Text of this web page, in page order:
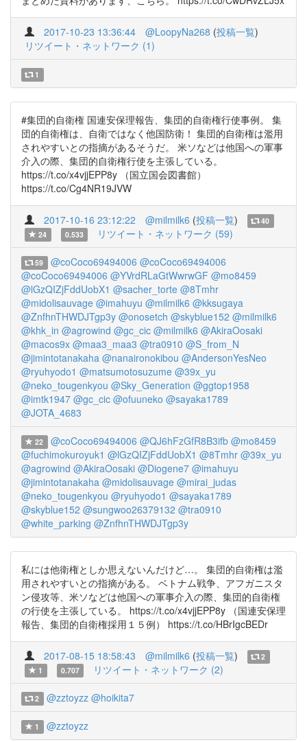
2017-10-23 13:36:44 @LoopyNa268 (投稿一覧)
リツイート・ネットワーク (1)
1
#集団的自衛権 国連安保理報告、集団的自衛権行使事例。 集
団的自衛権は、自衛ではなく他国防衛！ 集団的自衛権は濫用
されやすいとの指摘があるそうだ。 米ソなどは他国への軍事
介入の際、集団的自衛権行使を主張している。
https://t.co/x4vjjEPP8y （国立国会図書館）
https://t.co/Cg4NR19JVW
2017-10-16 23:12:22 @milmilk6 (投稿一覧)
40
24
0.533 リツイート・ネットワーク (59)
59 @coCoco69494006 @coCoco69494006
@coCoco69494006 @YVrdRLaGtWwrwGF @mo8459
@lGzQIZjFddUobX1 @sacher_torte @8Tmhr
@midolisauvage @imahuyu @milmilk6 @kksugaya
@ZnfhnTHWDJTgp3y @onosetch @skyblue152 @milmilk6
@khk_in @agrowind @gc_cic @milmilk6 @AkiraOosaki
@macos9x @maa3_maa3 @tra0910 @S_from_N
@jimintotanakaha @nanaironokibou @AndersonYesNeo
@ryuhyodo1 @matsumotosuzume @39x_yu
@neko_tougenkyou @Sky_Generation @ggtop1958
@imtk1947 @gc_cic @ofuuneko @sayaka1789
@JOTA_4683
22 @coCoco69494006 @QJ6hFzGfR8B3ifb @mo8459
@fuchimokuroyuk1 @lGzQIZjFddUobX1 @8Tmhr @39x_yu
@agrowind @AkiraOosaki @Diogene7 @imahuyu
@jimintotanakaha @midolisauvage @mirai_judas
@neko_tougenkyou @ryuhyodo1 @sayaka1789
@skyblue152 @sungwoo26379132 @tra0910
@white_parking @ZnfhnTHWDJTgp3y
私には他衛権としか思えないんだけど…。 集団的自衛権は濫
用されやすいとの指摘がある。 ベトナム戦争、アフガニスタ
ン侵攻等、米ソなどは他国への軍事介入の際、集団的自衛権
の行使を主張している。 https://t.co/x4vjjEPP8y （国連安保理
報告、集団的自衛権採用１５例） https://t.co/HBrIgcBEDr
2017-08-15 18:58:43 @milmilk6 (投稿一覧)
2
1
0.707 リツイート・ネットワーク (2)
2 @zztoyzz @hoikita7
1 @zztoyzz